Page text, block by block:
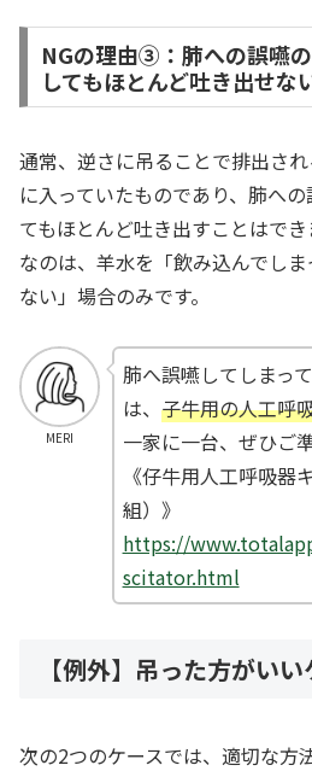
NGの理由③：肺への誤嚥
してもほとんど吐き出せな
通常、逆さに吊ることで排出さ
に入っていたものであり、肺へ
てもほとんど吐き出すことはで
なのは、羊水を「飲み込んでし
ない」場合のみです。
MERI
肺へ誤嚥してしまっ
は、 子牛用の人工呼
一家に一台、ぜひご
《仔牛用人工呼吸器
組）》
https://
scitator.html
【例外】吊った方がい
次の2つのケースでは、適切な方